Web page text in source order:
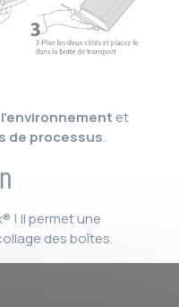
et
de processus.
! Il permet une
des boîtes.